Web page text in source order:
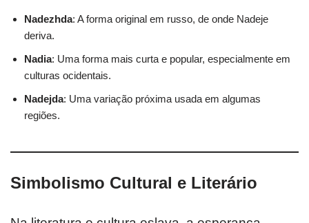
Nadezhda: A forma original em russo, de onde Nadeje
deriva.
Nadia: Uma forma mais curta e popular, especialmente em
culturas ocidentais.
Nadejda: Uma variação próxima usada em algumas
regiões.
Simbolismo Cultural e Literário